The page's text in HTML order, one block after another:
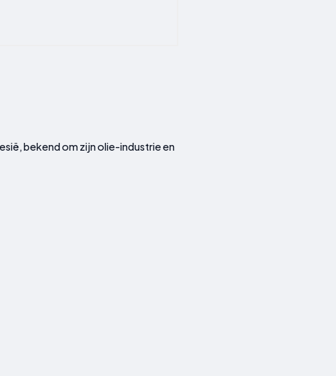
bekend om zijn olie-industrie en